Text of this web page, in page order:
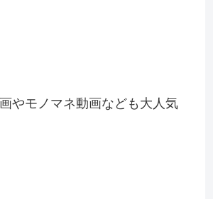
やモノマネ動画なども大人気